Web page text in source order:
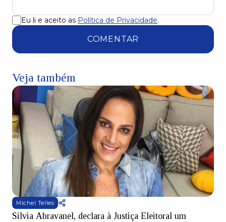
Eu li e aceito as Política de Privacidade.
COMENTAR
Veja também
Michel Telles
Silvia Abravanel, declara à Justiça Eleitoral um